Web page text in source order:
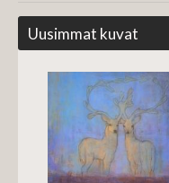
Uusimmat kuvat